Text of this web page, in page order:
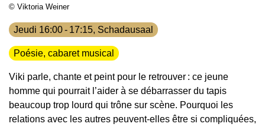
Jeudi 16:00 - 17:15, Schadausaal
Poésie, cabaret musical
Viki parle, chante et peint pour le retrouver : ce jeune
homme qui pourrait l’aider à se débarrasser du tapis
beaucoup trop lourd qui trône sur scène. Pourquoi les
relations avec les autres peuvent‑elles être si compliquées,
© Viktoria Weiner